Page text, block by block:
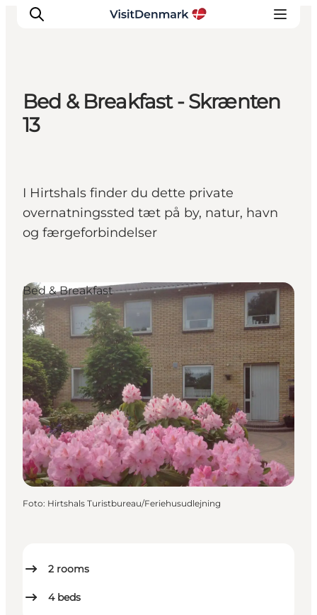
Inspiration
Planlæg ferien
Bed & Breakfast - Skrænten
13
I Hirtshals finder du dette private
overnatningssted tæt på by, natur, havn
og færgeforbindelser
2 rooms
4 beds
Bed & Breakfast
Foto: Hirtshals Turistbureau/Feriehusudlejning